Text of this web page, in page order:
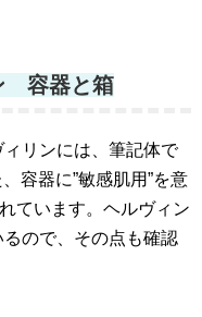
容器と箱
リンには、筆記体で
容器に”敏感肌用”を意
ています。ヘルヴィン
ので、その点も確認